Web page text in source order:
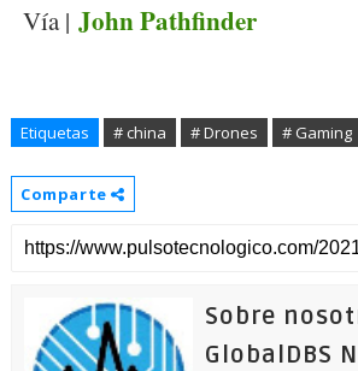
Vía | John Pathfinder
Etiquetas # china # Drones # Gaming
Comparte
Sobre
GlobalDBS